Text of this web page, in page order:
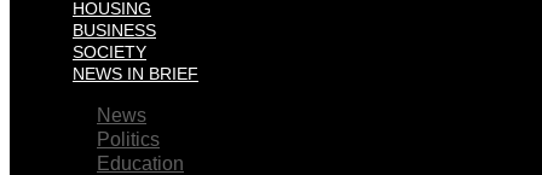
HOUSING
BUSINESS
SOCIETY
NEWS IN BRIEF
News
Politics
Education